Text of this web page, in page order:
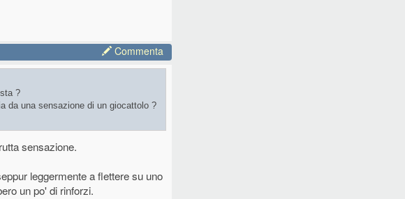
Commenta
?
da una sensazione di un giocattolo ?
sensazione.
leggermente a flettere su uno
un po' di rinforzi.